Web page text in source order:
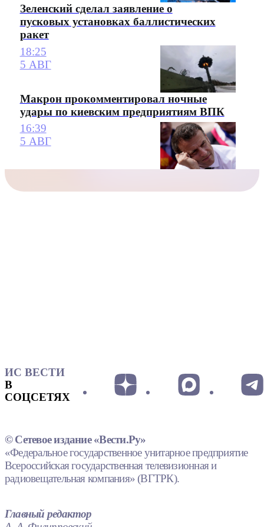
Зеленский сделал заявление о
пусковых установках баллистических
ракет
18:25
5 АВГ
Макрон прокомментировал ночные
удары по киевским предприятиям ВПК
16:39
5 АВГ
ИС ВЕСТИ
В
СОЦСЕТЯХ
© Сетевое издание «Вести.Ру»
«Федеральное государственное унитарное предприятие
Всероссийская государственная телевизионная и
радиовещательная компания» (ВГТРК).
Главный редактор